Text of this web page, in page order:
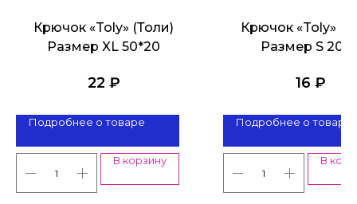
Крючок «Toly» (Толи)
Размер XL 50*20
22 ₽
Подробнее о товаре
В корзину
Крючок «Toly»
Размер S
16 ₽
Подробнее о товаре
В